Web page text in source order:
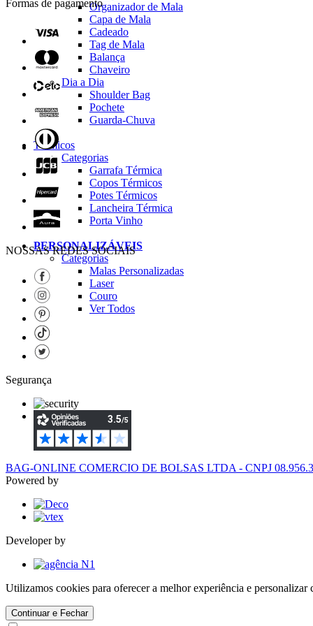
Organizador de Mala
Capa de Mala
Cadeado
Tag de Mala
Balança
Chaveiro
Dia a Dia
Shoulder Bag
Pochete
Guarda-Chuva
Térmicos
Categorias
Garrafa Térmica
Copos Térmicos
Potes Térmicos
Lancheira Térmica
Porta Vinho
PERSONALIZÁVEIS
Categorias
Malas Personalizadas
Laser
Couro
Ver Todos
Formas de pagamento
NOSSAS REDES SOCIAIS
Segurança
BAG-ONLINE COMERCIO DE BOLSAS LTDA - CNPJ
Powered by
Developer by
Utilizamos cookies para oferecer a melhor experiência e
Continuar e Fechar